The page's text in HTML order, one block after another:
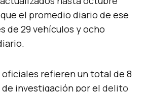
el promedio diario de ese
de 29 vehículos y ocho
refieren un total de 8
de investigación por el delito